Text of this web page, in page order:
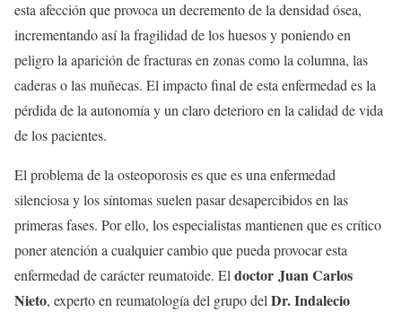
esta afección que provoca un decremento de la densidad ósea,
incrementando así la fragilidad de los huesos y poniendo en
peligro la aparición de fracturas en zonas como la columna, las
caderas o las muñecas. El impacto final de esta enfermedad es la
pérdida de la autonomía y un claro deterioro en la calidad de vida
de los pacientes.
El problema de la osteoporosis es que es una enfermedad
silenciosa y los síntomas suelen pasar desapercibidos en las
primeras fases. Por ello, los especialistas mantienen que es crítico
poner atención a cualquier cambio que pueda provocar esta
enfermedad de carácter reumatoide. Eldoctor Juan Carlos
Nieto, experto en reumatología del grupo delDr. Indalecio